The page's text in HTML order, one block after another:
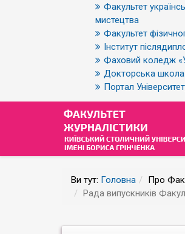
Факультет
мистецтва
Факультет
Інститут
Фаховий коледж
Докторська школа
Портал
Ви тут: Головна Про
Рада випускників